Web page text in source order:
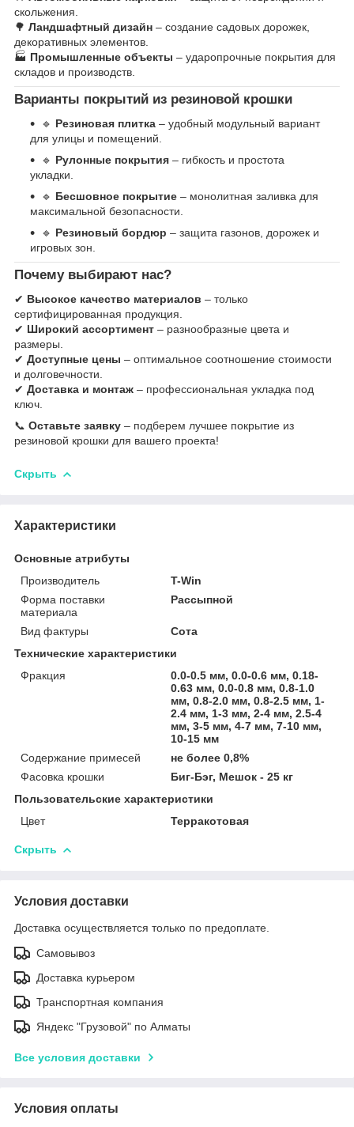
скольжения.
🌳 Ландшафтный дизайн – создание садовых дорожек,
декоративных элементов.
🏭 Промышленные объекты – ударопрочные покрытия для
складов и производств.
Варианты покрытий из резиновой крошки
🔹 Резиновая плитка – удобный модульный вариант
для улицы и помещений.
🔹 Рулонные покрытия – гибкость и простота
укладки.
🔹 Бесшовное покрытие – монолитная заливка для
максимальной безопасности.
🔹 Резиновый бордюр – защита газонов, дорожек и
игровых зон.
Почему выбирают нас?
✔ Высокое качество материалов – только
сертифицированная продукция.
✔ Широкий ассортимент – разнообразные цвета и
размеры.
✔ Доступные цены – оптимальное соотношение стоимости
и долговечности.
✔ Доставка и монтаж – профессиональная укладка под
ключ.
📞 Оставьте заявку – подберем лучшее покрытие из
резиновой крошки для вашего проекта!
Скрыть
Характеристики
Основные атрибуты
Производитель
T-Win
Форма поставки
материала
Рассыпной
Вид фактуры
Сота
Технические характеристики
Фракция
0.0-0.5 мм, 0.0-0.6 мм, 0.18-
0.63 мм, 0.0-0.8 мм, 0.8-1.0
мм, 0.8-2.0 мм, 0.8-2.5 мм, 1-
2.4 мм, 1-3 мм, 2-4 мм, 2.5-4
мм, 3-5 мм, 4-7 мм, 7-10 мм,
10-15 мм
Содержание примесей
не более 0,8%
Фасовка крошки
Биг-Бэг, Мешок - 25 кг
Пользовательские характеристики
Цвет
Терракотовая
Скрыть
Условия доставки
Доставка осуществляется только по предоплате.
Самовывоз
Доставка курьером
Транспортная компания
Яндекс "Грузовой" по Алматы
Все условия доставки
Условия оплаты